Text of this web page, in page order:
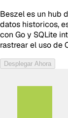
Beszel es un hub
datos historicos,
con Go y SQLite
rastrear el uso de
Desplegar Ahora